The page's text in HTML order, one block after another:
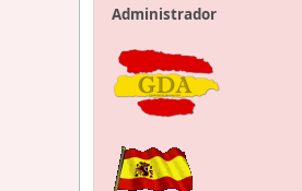
Administrador